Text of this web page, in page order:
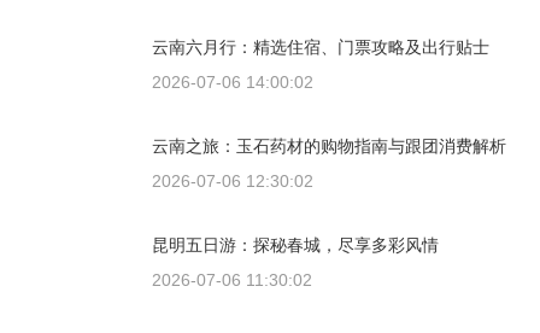
云南六月行：精选住宿、门票攻略及出行贴士
2026-07-06 14:00:02
云南之旅：玉石药材的购物指南与跟团消费解析
2026-07-06 12:30:02
昆明五日游：探秘春城，尽享多彩风情
2026-07-06 11:30:02